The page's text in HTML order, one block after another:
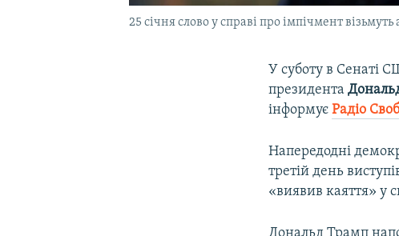
25 січня слово у справі про імпічмент
У суботу в Сенаті
президента
інформуєРадіо
Напередодні
третій день
«виявив каяття» у